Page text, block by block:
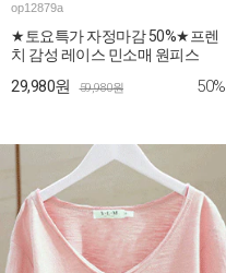
op12879a
★토요특가 자정마감 50%★프렌
치 감성 레이스 민소매 원피스
29,980원 59,980원 50%